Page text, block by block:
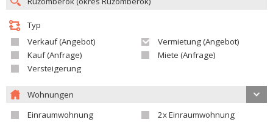
Typ
Verkauf (Angebot)
Vermietung (Angebot)
Kauf (Anfrage)
Miete (Anfrage)
Versteigerung
Wohnungen
Einraumwohnung
2x Einraumwohnung